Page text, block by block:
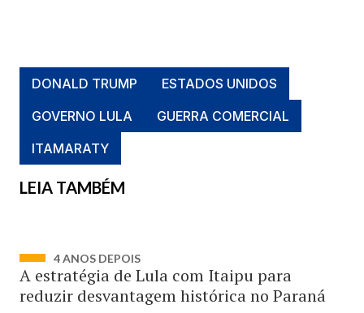
DONALD TRUMP
ESTADOS UNIDOS
GOVERNO LULA
GUERRA COMERCIAL
ITAMARATY
LEIA TAMBÉM
4 ANOS DEPOIS
A estratégia de Lula com Itaipu para
reduzir desvantagem histórica no Paraná